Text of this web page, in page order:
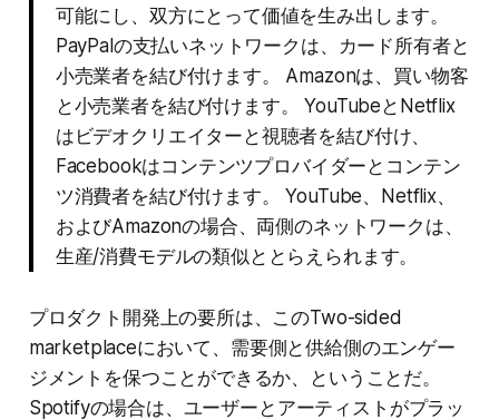
可能にし、双方にとって価値を生み出します。
PayPalの支払いネットワークは、カード所有者と
小売業者を結び付けます。 Amazonは、買い物客
と小売業者を結び付けます。 YouTubeとNetflix
はビデオクリエイターと視聴者を結び付け、
Facebookはコンテンツプロバイダーとコンテン
ツ消費者を結び付けます。 YouTube、Netflix、
およびAmazonの場合、両側のネットワークは、
生産/消費モデルの類似ととらえられます。
プロダクト開発上の要所は、このTwo-sided
marketplaceにおいて、需要側と供給側のエンゲー
ジメントを保つことができるか、ということだ。
Spotifyの場合は、ユーザーとアーティストがプラッ